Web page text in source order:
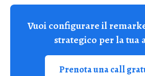
Vuoi configurare il
strategico per la tua
Prenota una call